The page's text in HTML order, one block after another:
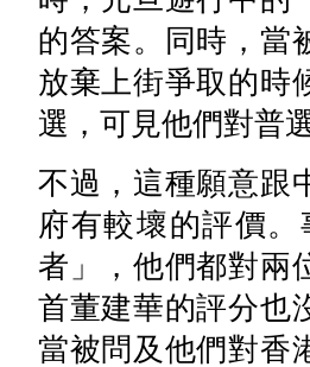
的答案。同時，當
放棄上街爭取的時
選，可見他們對普
不過，這種願意跟
府有較壞的評價
者」，他們都對兩
首董建華的評分也
當被問及他們對香